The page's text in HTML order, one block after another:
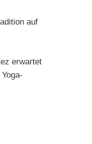
auf
erwartet